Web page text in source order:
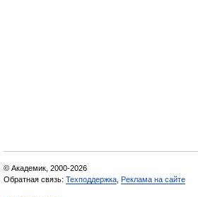
© Академик, 2000-2026
Обратная связь: Техподдержка Реклама на сайте